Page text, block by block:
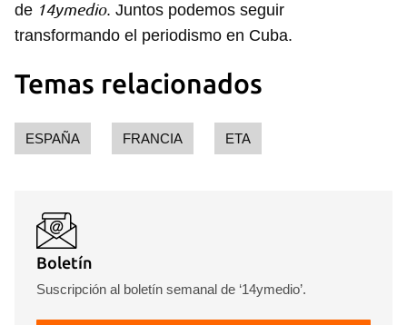
de 14ymedio. Juntos podemos seguir
transformando el periodismo en Cuba.
Temas relacionados
ESPAÑA FRANCIA ETA
Boletín
Suscripción al boletín semanal de ‘14ymedio’.